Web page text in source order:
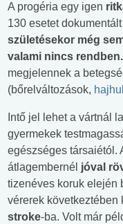
A progéria egy igen
130 esetet
születésekor még
valami nincs rendben.
megjelennek a
(bőrelváltozások,
Intő jel lehet a vártnál
gyermekek
egészséges társaiétól.
átlagembernél jóval
tizenéves koruk elején
vérerek következtében
stroke-ba. Volt már